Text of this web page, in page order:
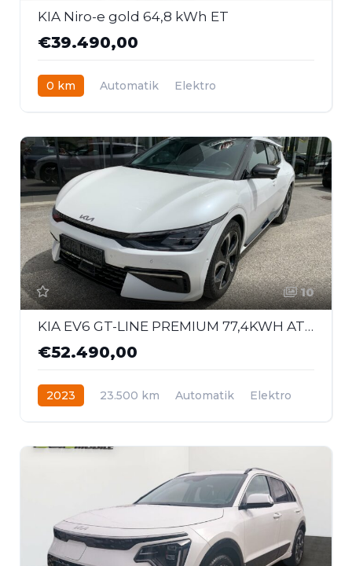
KIA Niro-e gold 64,8 kWh ET
€39.490,00
0 km Automatik
Elektro
10
KIA EV6 GT-LINE PREMIUM 77,4KWH AT AWD 326
€52.490,00
2023 23.500 km Automatik
Elektro